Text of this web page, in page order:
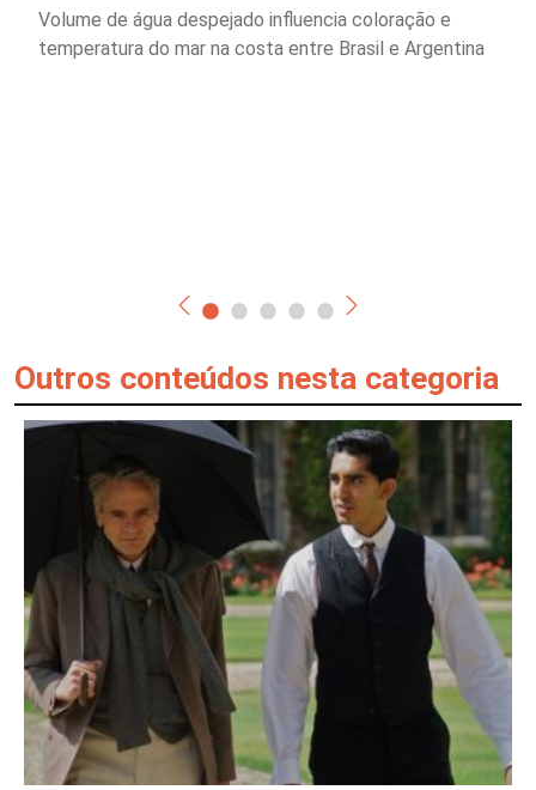
Volume de água despejado influencia coloração e
temperatura do mar na costa entre Brasil e Argentina
Outros conteúdos nesta categoria